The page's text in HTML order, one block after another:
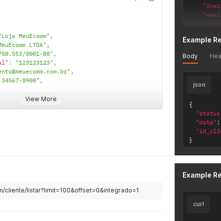
View More
MeuEcomm",
LTDA" ,
0001-80" ,
: "123123123" ,
,
8900" ,
{
}
}'
Example
Body
json
{
"data" :
}
cliente/listar?limit=100&offset=0&integrado=1
Example
curl